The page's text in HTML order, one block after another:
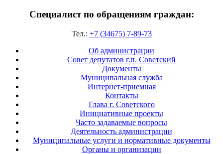
Специалист по обращениям граждан:
Тел.: +7 (34675) 7-89-73
Об администрации
Совет депутатов г.п. Советский
Документы
Муниципальная служба
Интернет-приемная
Контакты
Глава г. Советского
Инициативные проекты
Часто задаваемые вопросы
Деятельность администрации
Муниципальные услуги и нормативные документы
Органы и организации